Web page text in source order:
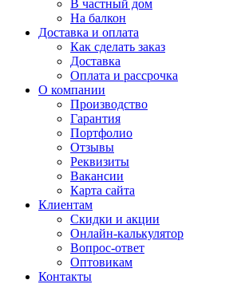
В частный дом
На балкон
Доставка и оплата
Как сделать заказ
Доставка
Оплата и рассрочка
О компании
Производство
Гарантия
Портфолио
Отзывы
Реквизиты
Вакансии
Карта сайта
Клиентам
Скидки и акции
Онлайн-калькулятор
Вопрос-ответ
Оптовикам
Контакты